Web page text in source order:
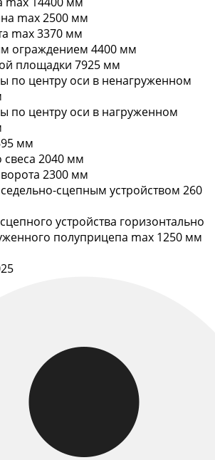
max 2500 мм
max 3370 мм
ограждением 4400 мм
площадки 7925 мм
по центру оси в ненагруженном
по центру оси в нагруженном
мм
свеса 2040 мм
2300 мм
сцепным устройством 260
устройства горизонтально
полуприцепа max 1250 мм